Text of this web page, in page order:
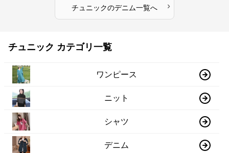
チュニックのデニム一覧へ ›
チュニック カテゴリ一覧
ワンピース
ニット
シャツ
デニム